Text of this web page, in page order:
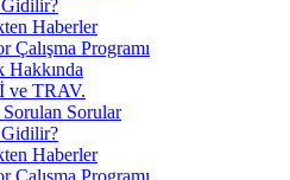
Gidilir?
Haberler
Çalışma Programı
ve TRAV.
Sorulan Sorular
Gidilir?
Haberler
Çalışma Programı